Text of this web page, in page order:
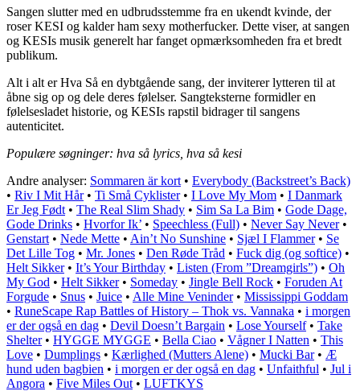
Sangen slutter med en udbrudsstemme fra en ukendt kvinde, der
roser KESI og kalder ham sexy motherfucker. Dette viser, at sangen
og KESIs musik generelt har fanget opmærksomheden fra et bredt
publikum.
Alt i alt er Hva Så en dybtgående sang, der inviterer lytteren til at
åbne sig op og dele deres følelser. Sangteksterne formidler en
følelsesladet historie, og KESIs rapstil bidrager til sangens
autenticitet.
Populære søgninger: hva så lyrics, hva så kesi
Andre analyser: Sommaren är kort • Everybody (Backstreet’s Back)
• Riv I Mit Hår• Ti Små Cyklister• I Love My Mom • I Danmark
Er Jeg Født • The Real Slim Shady • Sim Sa La Bim • Gode Dage,
Gode Drinks • Hvorfor Ik’ • Speechless (Full) • Never Say Never•
Genstart • Nede Mette • Ain’t No Sunshine • Sjæl I Flammer• Se
Det Lille Tog • Mr. Jones • Den Røde Tråd • Fuck dig (og softice) •
Helt Sikker• It’s Your Birthday • Listen (From ”Dreamgirls”) • Oh
My God • Helt Sikker• Someday • Jingle Bell Rock • Foruden At
Forgude • Snus • Juice • Alle Mine Veninder• Mississippi Goddam
• RuneScape Rap Battles of History – Thok vs. Vannaka • ​i morgen
er der også en dag • Devil Doesn’t Bargain • Lose Yourself• Take
Shelter• HYGGE MYGGE • Bella Ciao • Vågner I Natten • This
Love • Dumplings • Kærlighed (Mutters Alene) • Mucki Bar• Æ
hund uden bagbien • ​i morgen er der også en dag • Unfaithful • Jul i
Angora • Five Miles Out • LUFTKYS